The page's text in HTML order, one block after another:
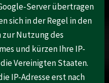
Server übertragen
sich in der Regel in den
zur Nutzung des
und kürzen Ihre IP-
Vereinigten Staaten.
IP-Adresse erst nach